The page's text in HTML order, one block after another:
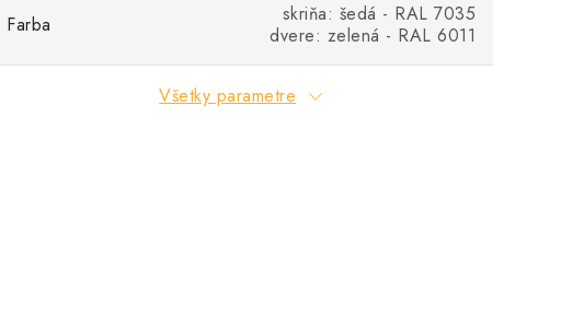
Farba
skriňa: šedá - RAL 7035
dvere: zelená - RAL 6011
Všetky parametre